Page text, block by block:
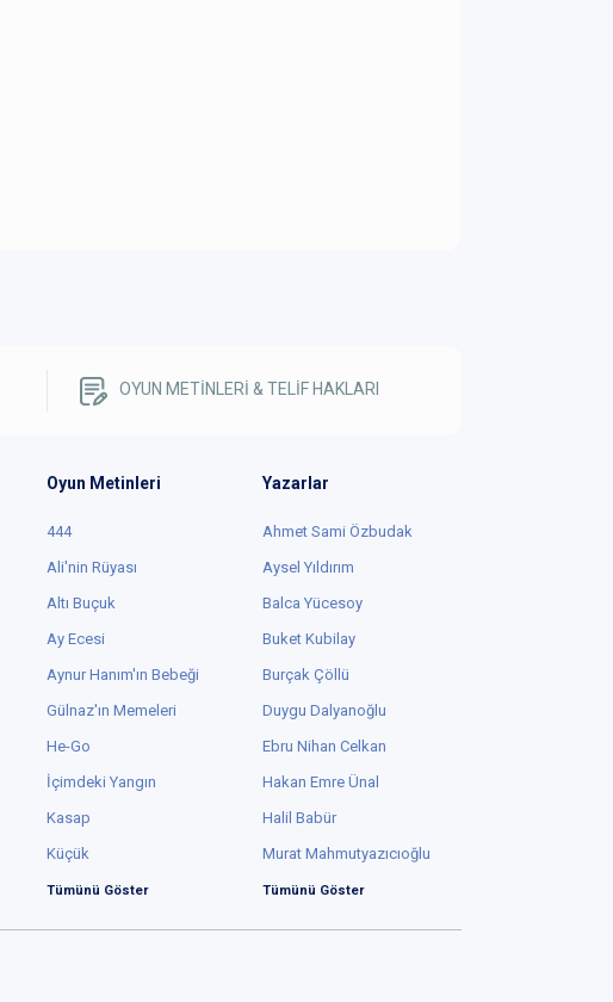
OYUN METİNLERİ & TELİF HAKLARI
Oyun Metinleri
444
Ali'nin Rüyası
Altı Buçuk
Ay Ecesi
Aynur Hanım'ın Bebeği
Gülnaz'ın Memeleri
He-Go
İçimdeki Yangın
Kasap
Küçük
Tümünü Göster
Yazarlar
Ahmet Sami Özbudak
Aysel Yıldırım
Balca Yücesoy
Buket Kubilay
Burçak Çöllü
Duygu Dalyanoğlu
Ebru Nihan Celkan
Hakan Emre Ünal
Halil Babür
Murat Mahmutyazıcıoğlu
Tümünü Göster